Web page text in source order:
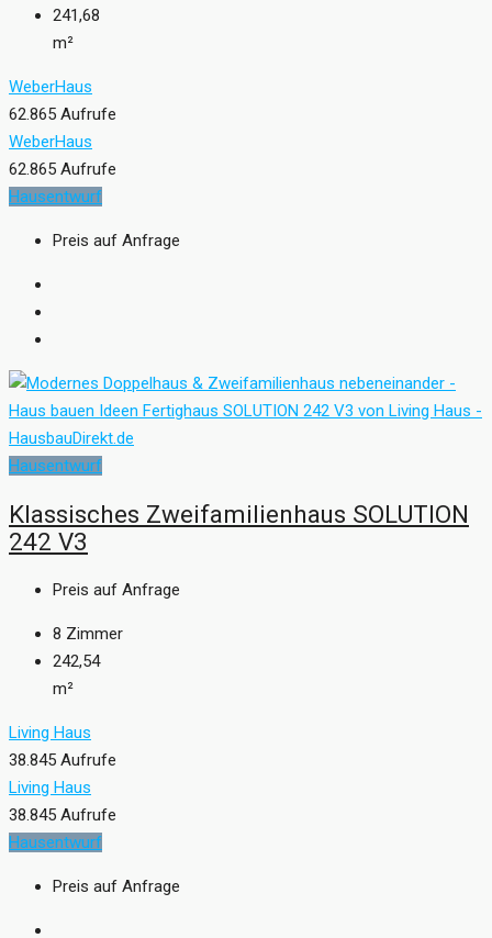
241,68
m²
WeberHaus
62.865 Aufrufe
WeberHaus
62.865 Aufrufe
Hausentwurf
Preis auf Anfrage
Hausentwurf
Klassisches Zweifamilienhaus SOLUTION
242 V3
Preis auf Anfrage
8 Zimmer
242,54
m²
Living Haus
38.845 Aufrufe
Living Haus
38.845 Aufrufe
Hausentwurf
Preis auf Anfrage